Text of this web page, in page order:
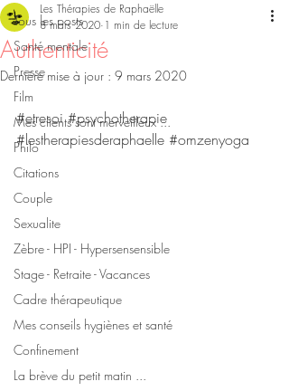
Tous les posts
Santé mentale
Presse
Film
Mes clients sont merveilleux ...
Philo
Citations
Couple
Sexualite
Zèbre - HPI - Hypersensensible
Stage - Retraite - Vacances
Cadre thérapeutique
Mes conseils hygiènes et santé
Confinement
La brève du petit matin ...
Authenticité
Les Thérapies de Raphaëlle
8 mars 2020 1 min de lecture
Dernière mise à jour : 9 mars 2020
#etresoi #psychotherapie
#lestherapiesderaphaelle #omzenyoga